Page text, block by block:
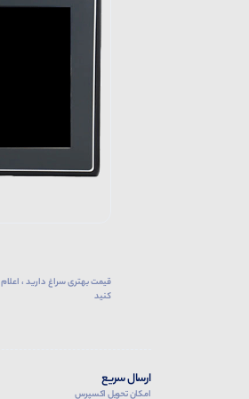
قیمت بهتری سراغ دارید ، اعلام
کنید
ارسال سریع
امکان تحویل اکسپرس